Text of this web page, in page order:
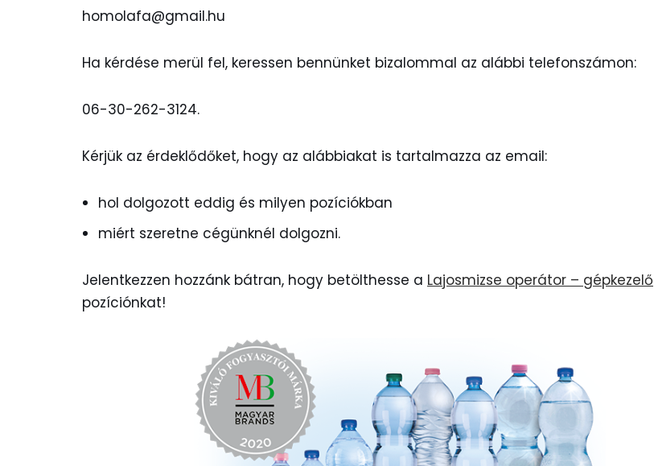
homolafa@gmail.hu
Ha kérdése merül fel, keressen bennünket bizalommal az alábbi telefonszámon:
06-30-262-3124.
Kérjük az érdeklődőket, hogy az alábbiakat is tartalmazza az email:
hol dolgozott eddig és milyen pozíciókban
miért szeretne cégünknél dolgozni.
Jelentkezzen hozzánk bátran, hogy betölthesse a Lajosmizse operátor – gépkezelő
pozíciónkat!